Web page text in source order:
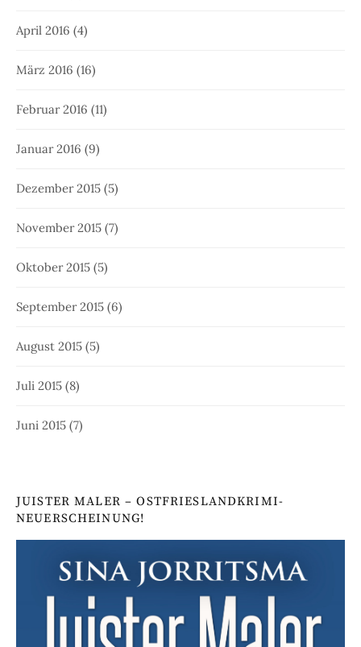
April 2016 (4)
März 2016 (16)
Februar 2016 (11)
Januar 2016 (9)
Dezember 2015 (5)
November 2015 (7)
Oktober 2015 (5)
September 2015 (6)
August 2015 (5)
Juli 2015 (8)
Juni 2015 (7)
JUISTER MALER – OSTFRIESLANDKRIMI-
NEUERSCHEINUNG!